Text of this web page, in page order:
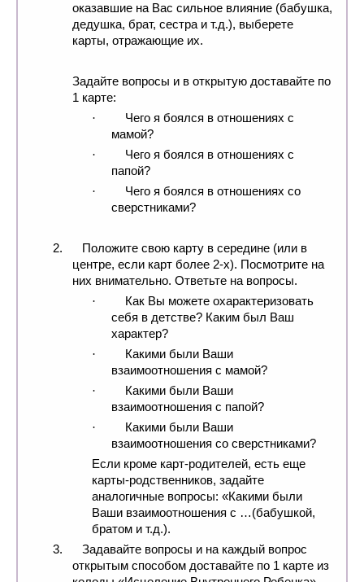
оказавшие на Вас сильное влияние (бабушка,
дедушка, брат, сестра и т.д.), выберете
карты, отражающие их.
Задайте вопросы и в открытую доставайте по
1 карте:
·
Чего я боялся в отношениях с
мамой?
·
Чего я боялся в отношениях с
папой?
·
Чего я боялся в отношениях со
сверстниками?
2.
Положите свою карту в середине (или в
центре, если карт более 2-х). Посмотрите на
них внимательно. Ответьте на вопросы.
·
Как Вы можете охарактеризовать
себя в детстве? Каким был Ваш
характер?
·
Какими были Ваши
взаимоотношения с мамой?
·
Какими были Ваши
взаимоотношения с папой?
·
Какими были Ваши
взаимоотношения со сверстниками?
Если кроме карт-родителей, есть еще
карты-родственников, задайте
аналогичные вопросы: «Какими были
Ваши взаимоотношения с …(бабушкой,
братом и т.д.).
3.
Задавайте вопросы и на каждый вопрос
открытым способом доставайте по 1 карте из